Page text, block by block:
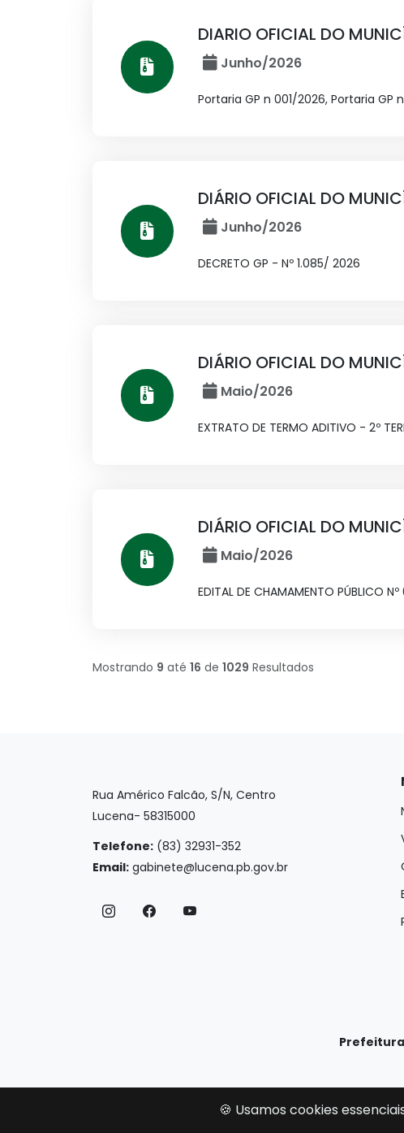
DIARIO OFICIAL DO
Junho/2026
Portaria GP n 001/2026, Portaria GP
DIÁRIO OFICIAL DO
Junho/2026
DECRETO GP - Nº 1.085/ 2026
DIÁRIO OFICIAL DO
Maio/2026
EXTRATO DE TERMO ADITIVO - 2º
DIÁRIO OFICIAL DO
Maio/2026
EDITAL DE CHAMAMENTO PÚBLICO
Mostrando 9 até 16 de 1029 Resultados
Rua Américo Falcão, S/N, Centro
Lucena- 58315000
Telefone: (83) 32931-352
Email: gabinete@lucena.pb.gov.br
🍪 Usamos cookies